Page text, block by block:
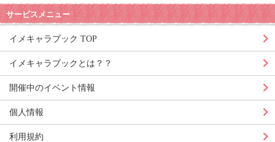
サービスメニュー
イメキャラブック TOP
イメキャラブックとは？？
開催中のイベント情報
個人情報
利用規約